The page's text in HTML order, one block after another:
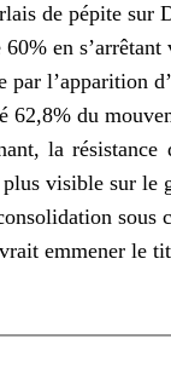
de pépite sur
en s’arrêtant
par l’apparition
62,8% du
la
plus visible sur le
emmener le